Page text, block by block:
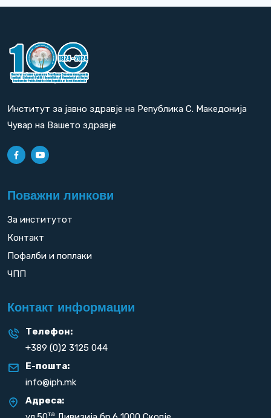
Институт за јавно здравје на Република С. Македонија
Чувар на Вашето здравје
Поважни линкови
За институтот
Контакт
Пофалби и поплаки
ЧПП
Контакт информации
Телефон:
+389 (0)2 3125 044
Е-пошта:
info@iph.mk
Адреса:
та